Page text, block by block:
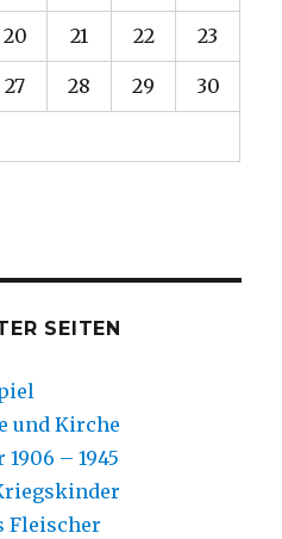
20 21 22 23
27 28 29 30
SEITEN
und Kirche
– 1945
Fleischer